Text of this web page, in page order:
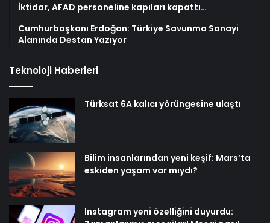
İktidar, AFAD personeline kapıları kapattı…
Cumhurbaşkanı Erdoğan: Türkiye Savunma Sanayi
Alanında Destan Yazıyor
Teknoloji Haberleri
Türksat 6A kalıcı yörüngesine ulaştı
Bilim insanlarından yeni keşif: Mars’ta
eskiden yaşam var mıydı?
Instagram yeni özelliğini duyurdu: